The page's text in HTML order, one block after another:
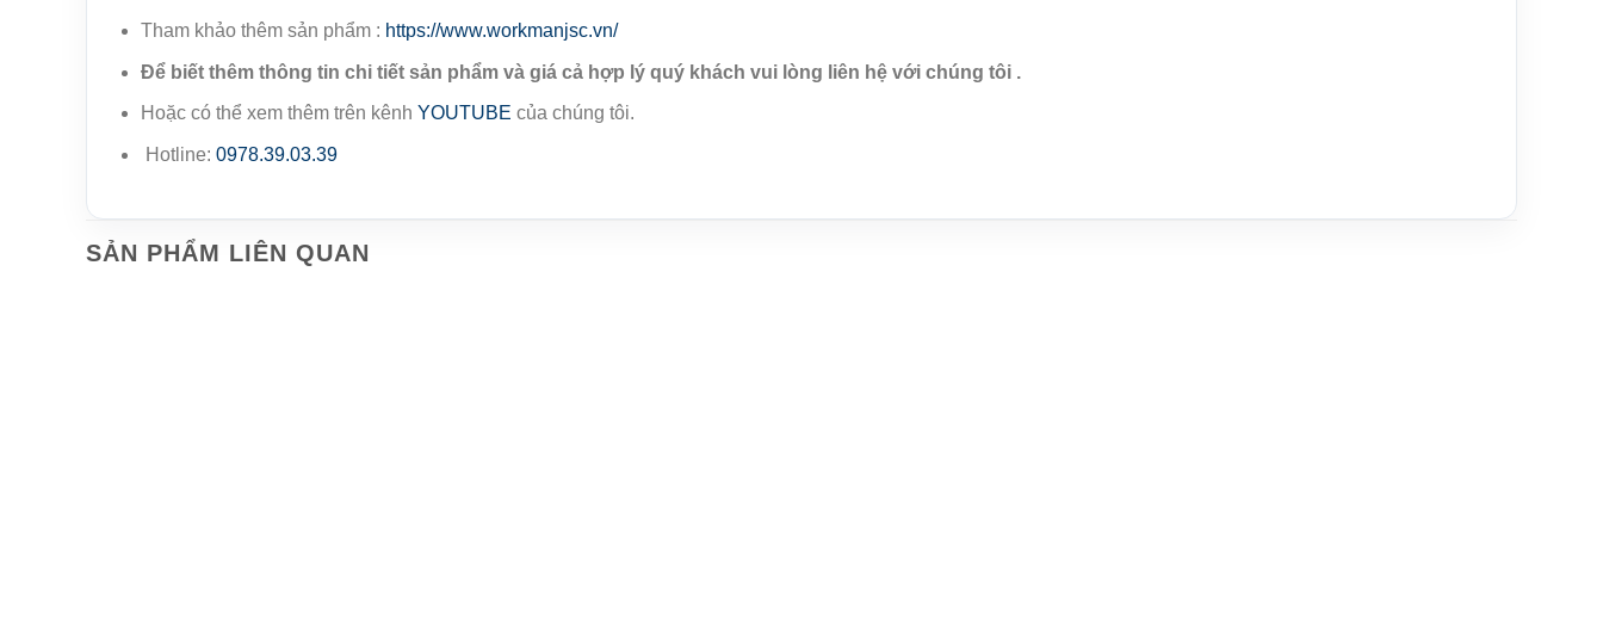
Tham khảo thêm sản phẩm : https://www.workmanjsc.vn/
Để biết thêm thông tin chi tiết sản phẩm và giá cả hợp lý quý khách vui lòng liên hệ với chúng tôi .
Hoặc có thể xem thêm trên kênh YOUTUBE của chúng tôi.
Hotline: 0978.39.03.39
SẢN PHẨM LIÊN QUAN